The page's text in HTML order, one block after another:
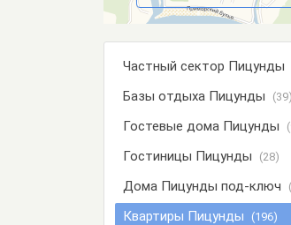
Частный сектор Пицунды
Базы отдыха Пицунды (39)
Гостевые дома Пицунды
Гостиницы Пицунды (28)
Дома Пицунды под-ключ
Квартиры Пицунды (196)